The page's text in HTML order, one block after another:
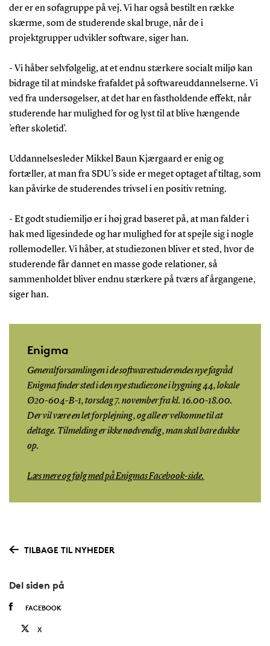
der er en sofagruppe på vej. Vi har også bestilt en række
skærme, som de studerende skal bruge, når de i
projektgrupper udvikler software, siger han.
- Vi håber selvfølgelig, at et endnu stærkere socialt miljø kan
bidrage til at mindske frafaldet på softwareuddannelserne. Vi
ved fra undersøgelser, at det har en fastholdende effekt, når
studerende har mulighed for og lyst til at blive hængende
’efter skoletid’.
Uddannelsesleder Mikkel Baun Kjærgaard er enig og
fortæller, at man fra SDU’s side er meget optaget af tiltag, som
kan påvirke de studerendes trivsel i en positiv retning.
- Et godt studiemiljø er i høj grad baseret på, at man falder i
hak med ligesindede og har mulighed for at spejle sig i nogle
rollemodeller. Vi håber, at studiezonen bliver et sted, hvor de
studerende får dannet en masse gode relationer, så
sammenholdet bliver endnu stærkere på tværs af årgangene,
siger han.
Enigma
Generalforsamlingen i de softwarestuderendes nye fagråd
Enigma finder sted i den nye studiezone i bygning 44, lokale
Ø20-604-B-1, torsdag 7. november fra kl. 16.00-18.00.
Der vil være en let forplejning, og alle er velkomne til at
deltage. Tilmelding er ikke nødvendig, man skal bare dukke
op.
Læs mere og følg med på Enigmas Facebook-side.
TILBAGE TIL NYHEDER
Del siden på
FACEBOOK
X